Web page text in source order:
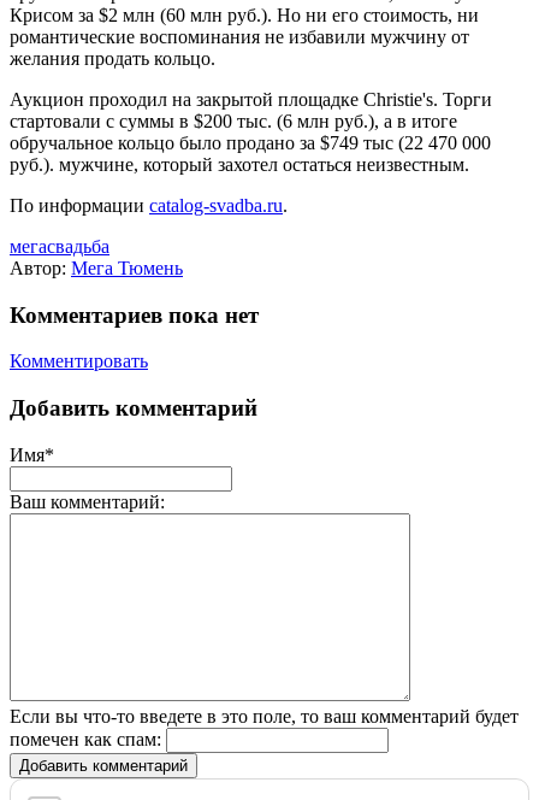
Крисом за $2 млн (60 млн руб.). Но ни его стоимость, ни
романтические воспоминания не избавили мужчину от
желания продать кольцо.
Аукцион проходил на закрытой площадке Christie's. Торги
стартовали с суммы в $200 тыс. (6 млн руб.), а в итоге
обручальное кольцо было продано за $749 тыс (22 470 000
руб.). мужчине, который захотел остаться неизвестным.
По информации catalog-svadba.ru.
мегасвадьба
Автор: Мега Тюмень
Комментариев пока нет
Комментировать
Добавить комментарий
Имя*
Ваш комментарий:
Если вы что-то введете в это поле, то ваш комментарий будет
помечен как спам:
Добавить комментарий